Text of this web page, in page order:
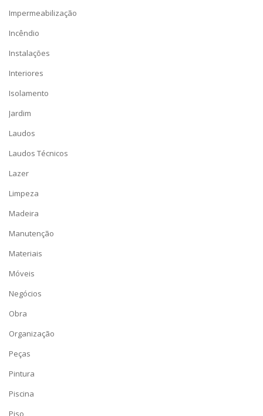
Impermeabilização
Incêndio
Instalações
Interiores
Isolamento
Jardim
Laudos
Laudos Técnicos
Lazer
Limpeza
Madeira
Manutenção
Materiais
Móveis
Negócios
Obra
Organização
Peças
Pintura
Piscina
Piso